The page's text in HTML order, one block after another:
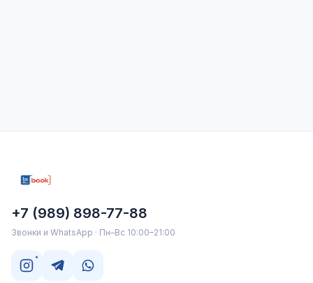
+7 (989) 898-77-88
Звонки и WhatsApp · Пн–Вс 10:00–21:00
*